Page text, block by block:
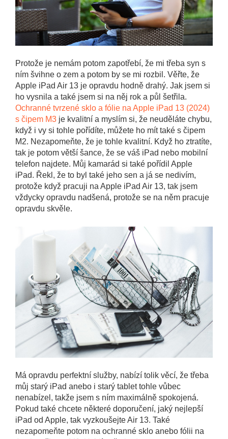
Protože je nemám potom zapotřebí, že mi třeba syn s
ním švihne o zem a potom by se mi rozbil. Věřte, že
Apple iPad Air 13 je opravdu hodně drahý. Jak jsem si
ho vysnila a také jsem si na něj rok a půl šetřila.
Ochranné tvrzené sklo a fólie na Apple iPad 13 (2024)
s čipem M3 je kvalitní a myslím si, že neuděláte chybu,
když i vy si tohle pořídíte, můžete ho mít také s čipem
M2. Nezapomeňte, že je tohle kvalitní. Když ho ztratíte,
tak je potom větší šance, že se váš iPad nebo mobilní
telefon najdete. Můj kamarád si také pořídil Apple
iPad. Řekl, že to byl také jeho sen a já se nedivím,
protože když pracuji na Apple iPad Air 13, tak jsem
vždycky opravdu nadšená, protože se na něm pracuje
opravdu skvěle.
Má opravdu perfektní služby, nabízí tolik věcí, že třeba
můj starý iPad anebo i starý tablet tohle vůbec
nenabízel, takže jsem s ním maximálně spokojená.
Pokud také chcete některé doporučení, jaký nejlepší
iPad od Apple, tak vyzkoušejte Air 13. Také
nezapomeňte potom na ochranné sklo anebo fólii na